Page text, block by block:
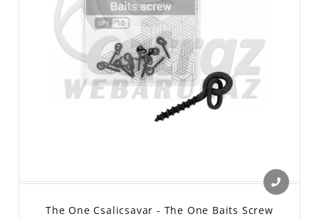
The One Csalicsavar - The One Baits Screw